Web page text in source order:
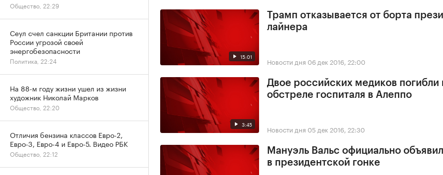
15:01
Трамп отказывается от борта
лайнера
Новости дня 06 дек 2016, 22:00
3:45
Двое российских медиков погибли
обстреле госпиталя в Алеппо
Новости дня 05 дек 2016, 22:30
Мануэль Вальс официально
в президентской гонке
Общество, 22:29
Сеул счел санкции Британии против
России угрозой своей
энергобезопасности
Политика, 22:24
На 88-м году жизни ушел из жизни
художник Николай Марков
Общество, 22:20
Отличия бензина классов Евро-2,
Евро-3, Евро-4 и Евро-5. Видео РБК
Общество, 22:12